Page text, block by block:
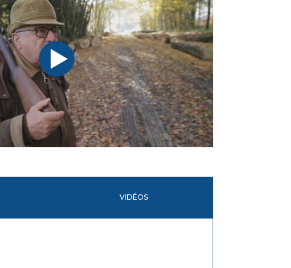
VIDÉOS